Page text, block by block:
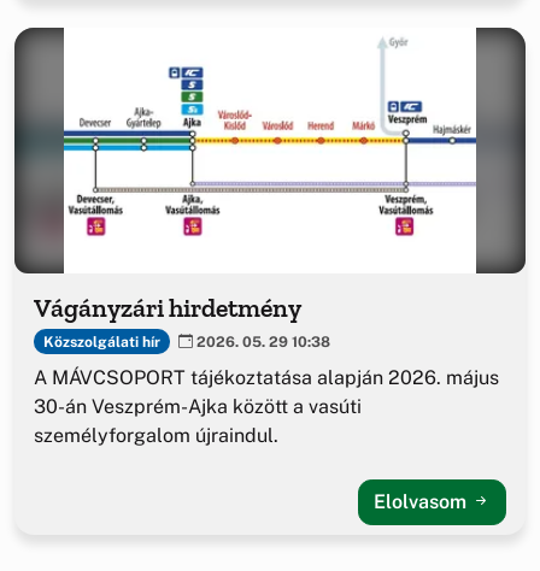
Vágányzári hirdetmény
Közszolgálati hír 2026. 05. 29 10:38
A MÁVCSOPORT tájékoztatása alapján 2026. május
30-án Veszprém-Ajka között a vasúti
személyforgalom újraindul.
Elolvasom